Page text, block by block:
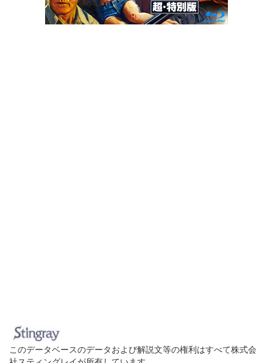
このデータベースのデータおよび解説文等の権利はすべて株式会